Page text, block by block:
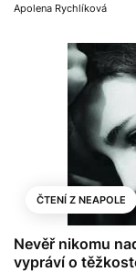
Apolena Rychlíková
ČTENÍ Z NEAPOLE
Nevěř nikomu
vypráví o